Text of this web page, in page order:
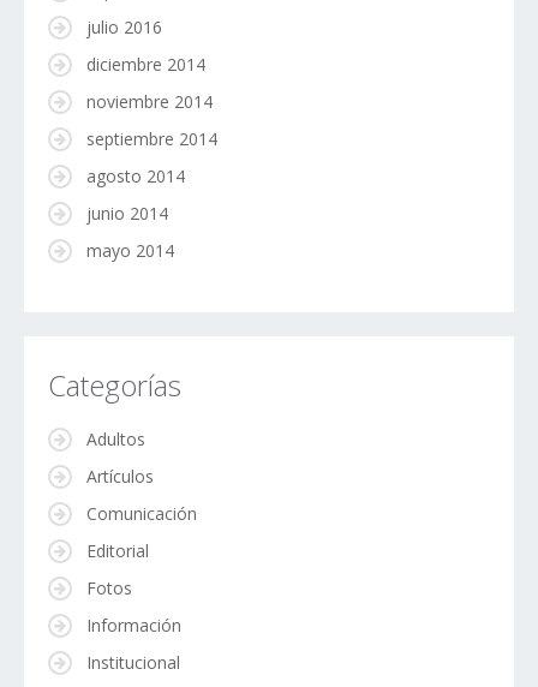
julio 2016
diciembre 2014
noviembre 2014
septiembre 2014
agosto 2014
junio 2014
mayo 2014
Categorías
Adultos
Artículos
Comunicación
Editorial
Fotos
Información
Institucional